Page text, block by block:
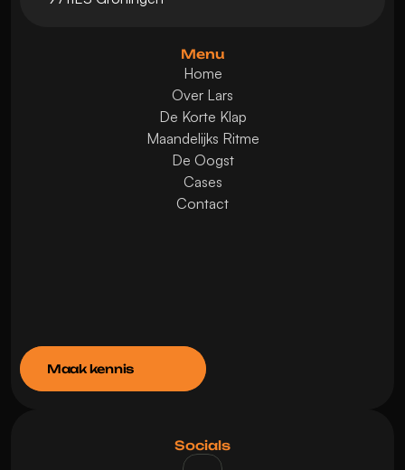
Menu
Home
Over Lars
De Korte Klap
Maandelijks Ritme
De Oogst
Cases
Contact
Maak kennis
Socials